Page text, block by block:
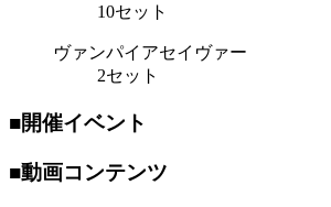
10セット
ヴァンパイアセイヴァー
2セット
■開催イベント
■動画コンテンツ